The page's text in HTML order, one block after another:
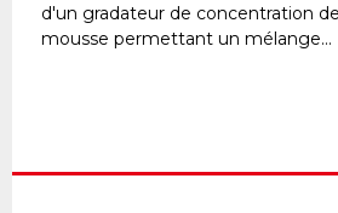
d'un gradateur de concentration de
mousse permettant un mélange...